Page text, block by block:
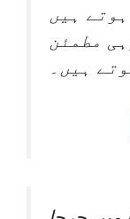
مطمئن
ہیں۔